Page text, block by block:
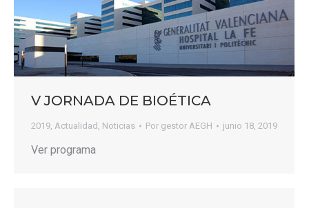
V JORNADA DE BIOÉTICA
2019, Actualidad , Noticias Por gestor AEGH junio 18, 2019
Ver programa